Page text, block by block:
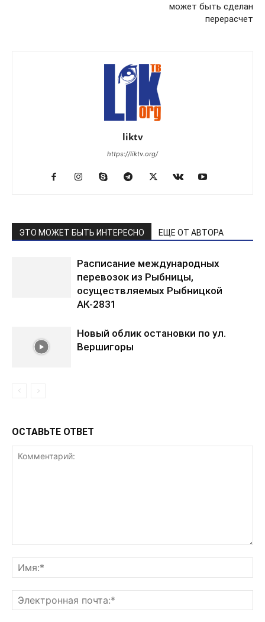
может быть сделан
перерасчет
liktv
https://liktv.org/
ЭТО МОЖЕТ БЫТЬ ИНТЕРЕСНО ЕЩЕ ОТ АВТОРА
Расписание международных
перевозок из Рыбницы,
осуществляемых Рыбницкой
АК-2831
Новый облик остановки по ул.
Вершигоры
ОСТАВЬТЕ ОТВЕТ